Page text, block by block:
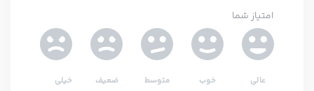
امتیاز شما
خیلی
ضعیف متوسط خوب عالی